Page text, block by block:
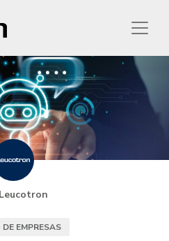
EMPRESAS